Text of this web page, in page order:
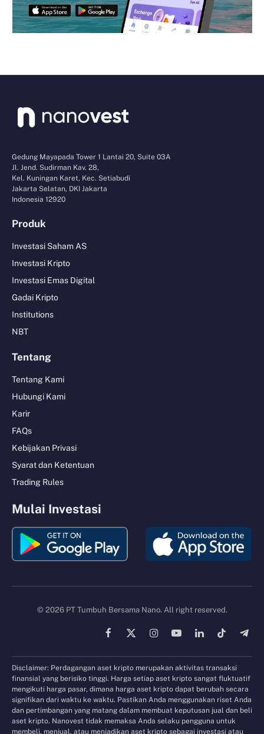
Gedung Mayapada Tower 1 Lantai 20, Suite 03A
Jl. Jend. Sudirman Kav. 28,
Kel. Kuningan Karet, Kec. Setiabudi
Jakarta Selatan, DKI Jakarta
Indonesia 12920
Produk
Investasi Saham AS
Investasi Kripto
Investasi Emas Digital
Gadai Kripto
Institutions
NBT
Tentang
Tentang Kami
Hubungi Kami
Karir
FAQs
Kebijakan Privasi
Syarat dan Ketentuan
Trading Rules
Mulai Investasi
© 2026 PT Tumbuh Bersama Nano. All right reserved.
Facebook
X
InstagramYouTubeLinkedInTikTok
Disclaimer: Perdagangan aset kripto merupakan aktivitas transaksi
finansial yang berisiko tinggi. Harga setiap aset kripto sangat fluktuatif
mengikuti harga pasar, dimana harga aset kripto dapat berubah secara
signifikan dari waktu ke waktu. Pastikan Anda menggunakan riset Anda
dan pertimbangan yang matang dalam membuat keputusan jual dan beli
aset kripto. Nanovest tidak memaksa Anda selaku pengguna untuk
membeli, menjual, atau menjadikan aset kripto sebagai investasi atau